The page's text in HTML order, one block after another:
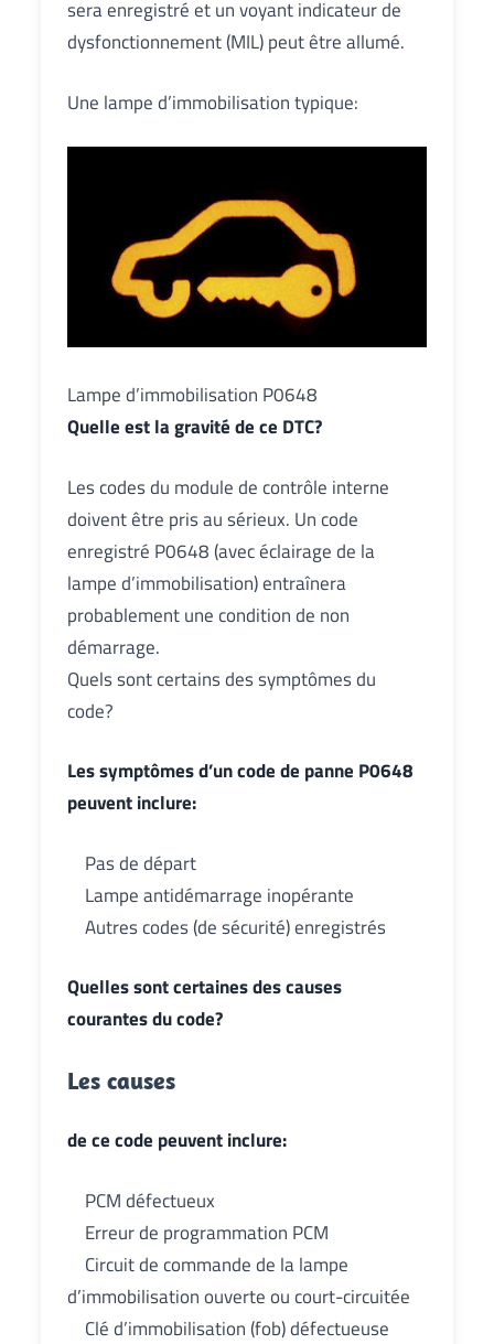
sera enregistré et un voyant indicateur de
dysfonctionnement (MIL) peut être allumé.
Une lampe d’immobilisation typique:
Lampe d’immobilisation P0648
Quelle est la gravité de ce DTC?
Les codes du module de contrôle interne
doivent être pris au sérieux. Un code
enregistré P0648 (avec éclairage de la
lampe d’immobilisation) entraînera
probablement une condition de non
démarrage.
Quels sont certains des symptômes du
code?
Les symptômes d’un code de panne P0648
peuvent inclure:
Pas de départ
Lampe antidémarrage inopérante
Autres codes (de sécurité) enregistrés
Quelles sont certaines des causes
courantes du code?
Les causes
de ce code peuvent inclure:
PCM défectueux
Erreur de programmation PCM
Circuit de commande de la lampe
d’immobilisation ouverte ou court-circuitée
Clé d’immobilisation (fob) défectueuse